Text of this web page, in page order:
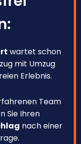
wartet schon
mit Umzug
Erlebnis.
Team
Sie Ihren
nach einer